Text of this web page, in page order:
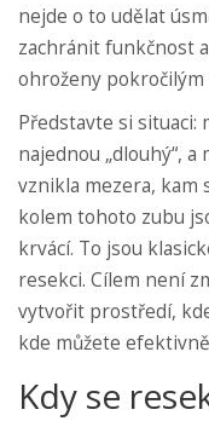
nejde o to udělat
zachránit funkčnost
ohroženy pokročilým
Představte si situaci:
najednou „dlouhý“,
vznikla mezera, kam
kolem tohoto zubu
krvácí. To jsou
resekci. Cílem není
vytvořit prostředí,
kde můžete
Kdy se